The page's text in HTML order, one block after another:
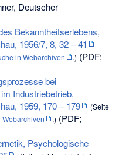
Deutscher
Bekanntheitserlebens,
1956/7, 8, 32 – 41
in Webarchiven .) (PDF;
bei
Industriebetrieb,
1959, 170 – 179
(Seite
Webarchiven .) (PDF;
Psychologische